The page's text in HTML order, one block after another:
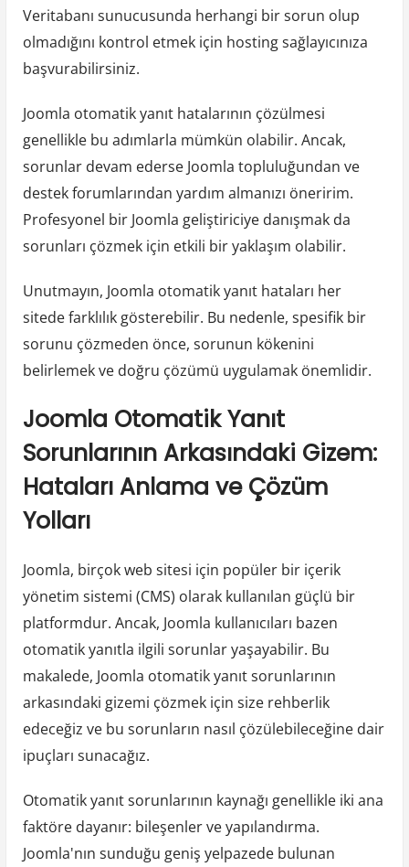
Veritabanı sunucusunda herhangi bir sorun olup
olmadığını kontrol etmek için hosting sağlayıcınıza
başvurabilirsiniz.
Joomla otomatik yanıt hatalarının çözülmesi
genellikle bu adımlarla mümkün olabilir. Ancak,
sorunlar devam ederse Joomla topluluğundan ve
destek forumlarından yardım almanızı öneririm.
Profesyonel bir Joomla geliştiriciye danışmak da
sorunları çözmek için etkili bir yaklaşım olabilir.
Unutmayın, Joomla otomatik yanıt hataları her
sitede farklılık gösterebilir. Bu nedenle, spesifik bir
sorunu çözmeden önce, sorunun kökenini
belirlemek ve doğru çözümü uygulamak önemlidir.
Joomla Otomatik Yanıt
Sorunlarının Arkasındaki Gizem:
Hataları Anlama ve Çözüm
Yolları
Joomla, birçok web sitesi için popüler bir içerik
yönetim sistemi (CMS) olarak kullanılan güçlü bir
platformdur. Ancak, Joomla kullanıcıları bazen
otomatik yanıtla ilgili sorunlar yaşayabilir. Bu
makalede, Joomla otomatik yanıt sorunlarının
arkasındaki gizemi çözmek için size rehberlik
edeceğiz ve bu sorunların nasıl çözülebileceğine dair
ipuçları sunacağız.
Otomatik yanıt sorunlarının kaynağı genellikle iki ana
faktöre dayanır: bileşenler ve yapılandırma.
Joomla'nın sunduğu geniş yelpazede bulunan